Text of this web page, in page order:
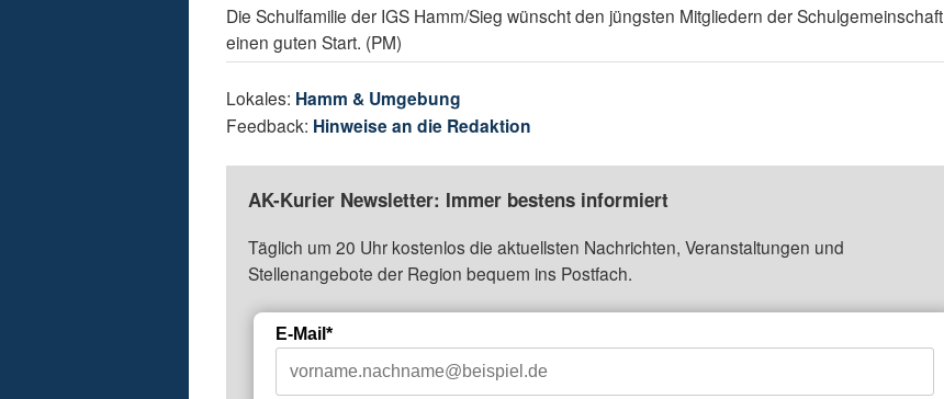
Die Schulfamilie der IGS Hamm/Sieg wünscht den jüngsten Mitgliedern der Schulgemeinschaft
einen guten Start. (PM)
Lokales: Hamm & Umgebung
Feedback: Hinweise an die Redaktion
AK-Kurier Newsletter: Immer bestens informiert
Täglich um 20 Uhr kostenlos die aktuellsten Nachrichten, Veranstaltungen und
Stellenangebote der Region bequem ins Postfach.
E-Mail*